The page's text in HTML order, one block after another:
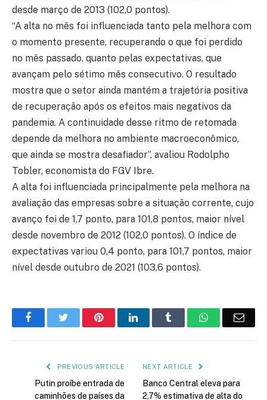
desde março de 2013 (102,0 pontos).
“A alta no mês foi influenciada tanto pela melhora com
o momento presente, recuperando o que foi perdido
no mês passado, quanto pelas expectativas, que
avançam pelo sétimo mês consecutivo. O resultado
mostra que o setor ainda mantém a trajetória positiva
de recuperação após os efeitos mais negativos da
pandemia. A continuidade desse ritmo de retomada
depende da melhora no ambiente macroeconômico,
que ainda se mostra desafiador”, avaliou Rodolpho
Tobler, economista do FGV Ibre.
A alta foi influenciada principalmente pela melhora na
avaliação das empresas sobre a situação corrente, cujo
avanço foi de 1,7 ponto, para 101,8 pontos, maior nível
desde novembro de 2012 (102,0 pontos). O índice de
expectativas variou 0,4 ponto, para 101,7 pontos, maior
nível desde outubro de 2021 (103,6 pontos).
FacebookTwitter PinterestLinkedIn Tumblr WhatsApp
PREVIOUS ARTICLE
Putin proíbe entrada de
caminhões de países da
NEXT ARTICLE
Banco Central eleva para
2,7% estimativa de alta do